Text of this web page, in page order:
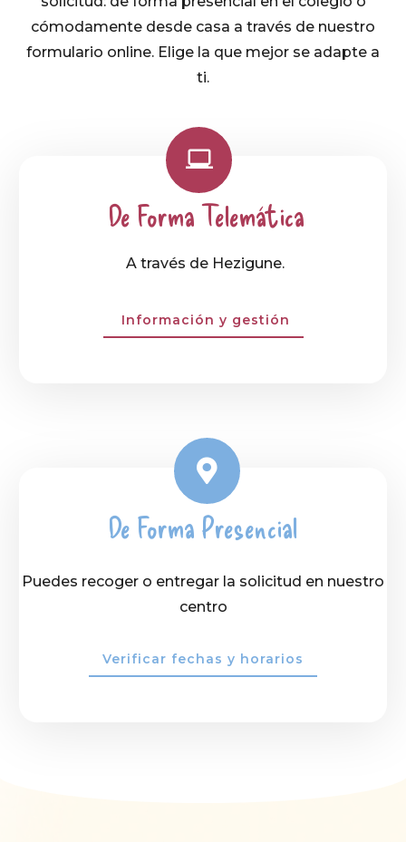
cómodamente desde casa a través de nuestro
formulario online. Elige la que mejor se adapte a
ti.
De Forma Telemática
A través de Hezigune.
Información y gestión
De Forma Presencial
Puedes recoger o entregar la solicitud en nuestro
centro
Verificar fechas y horarios